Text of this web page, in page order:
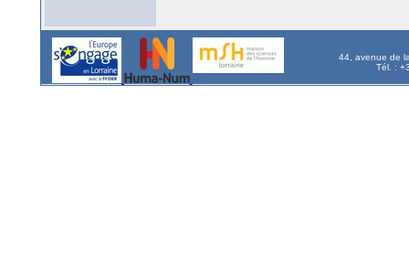
44, avenue de
Tél. :